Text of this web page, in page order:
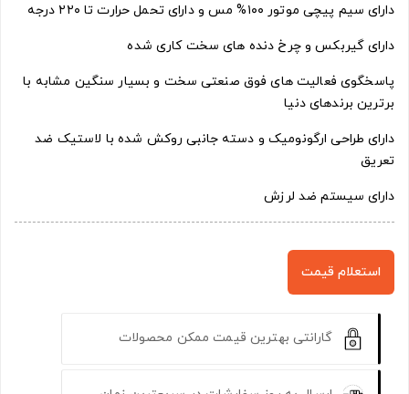
دارای سیم پیچی موتور ۱۰۰% مس و دارای تحمل حرارت تا ۲۲۰ درجه
دارای گیربکس و چرخ دنده های سخت کاری شده
پاسخگوی فعالیت های فوق صنعتی سخت و بسیار سنگین مشابه با
برترین برندهای دنیا
دارای طراحی ارگونومیک و دسته جانبی روکش شده با لاستیک ضد
تعریق
دارای سیستم ضد لرزش
استعلام قیمت
گارانتی بهترین قیمت ممکن محصولات